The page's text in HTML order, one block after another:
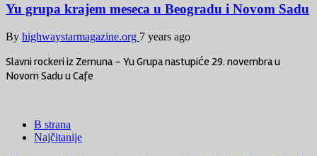
Yu grupa krajem meseca u Beogradu i Novom Sadu
By highwaystarmagazine.org 7 years ago
Slavni rockeri iz Zemuna – Yu Grupa nastupiće 29. novembra u
Novom Sadu u Cafe
B strana
Najčitanije